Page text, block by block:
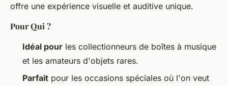
offre une expérience visuelle et auditive unique.
Pour Qui ?
Idéal pour les collectionneurs de boîtes à musique
et les amateurs d'objets rares.
Parfait pour les occasions spéciales où l'on veut